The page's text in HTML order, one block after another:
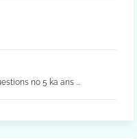
no 5 ka ans ...